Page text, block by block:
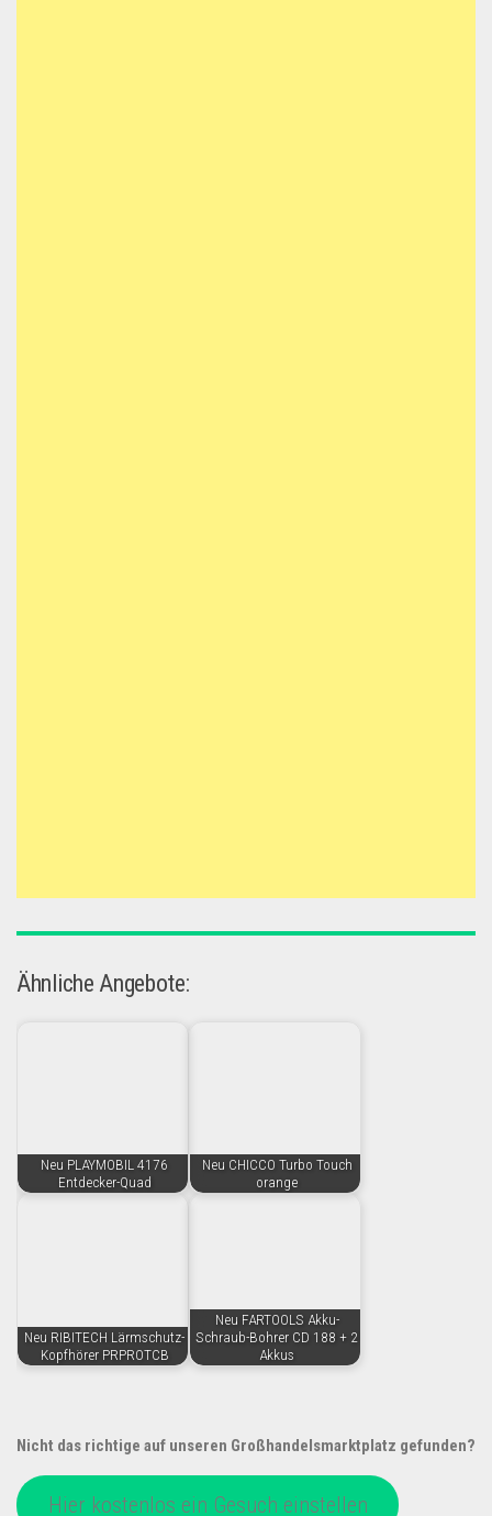
Ähnliche Angebote:
Neu PLAYMOBIL 4176
Entdecker-Quad
Neu CHICCO Turbo Touch
orange
Neu RIBITECH Lärmschutz-
Kopfhörer PRPROTCB
Neu FARTOOLS Akku-
Schraub-Bohrer CD 188 + 2
Akkus
Nicht das richtige auf unseren Großhandelsmarktplatz gefunden?
Hier kostenlos ein Gesuch einstellen